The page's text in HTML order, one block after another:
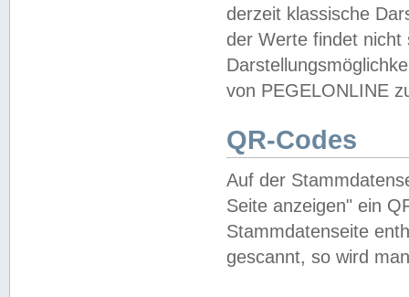
derzeit klassische
der Werte findet
von PEGELONLINE
QR-Codes
Auf der
Seite anzeigen" ein
Stammdatenseite
gescannt, so wird